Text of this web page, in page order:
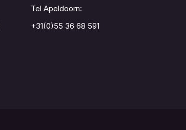
Tel Apeldoorn:
+31(0)55 36 68 591